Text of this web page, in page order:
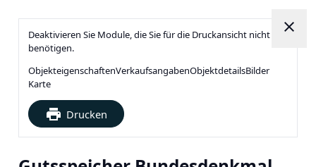
Deaktivieren Sie Module, die Sie für die Druckansicht nicht
benötigen.
ObjekteigenschaftenVerkaufsangabenObjektdetailsBilder
Karte
print Drucken
close